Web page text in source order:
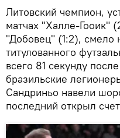
Литовский чемпион,
матчах "Халле-Гооик"
"Добовец" (1:2), смело
титулованного
всего 81 секунду
бразильские
Сандриньо навели
последний открыл